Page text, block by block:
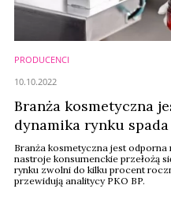
PRODUCENCI
Branża kosmetyczna
dynamika rynku
Branża kosmetyczna jest odporna
nastroje konsumenckie przełożą
rynku zwolni do kilku procent
przewidują analitycy PKO BP.
10.10.2022